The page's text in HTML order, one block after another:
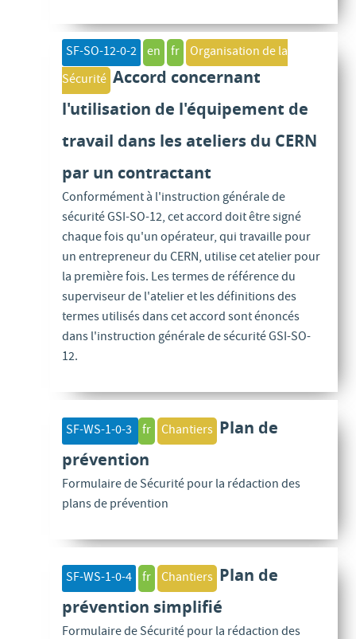
SF-SO-12-0-2 en fr Organisation de la
Sécurité Accord concernant
l'utilisation de l'équipement de
travail dans les ateliers du CERN
par un contractant
Conformément à l'instruction générale de
sécurité GSI-SO-12, cet accord doit être signé
chaque fois qu'un opérateur, qui travaille pour
un entrepreneur du CERN, utilise cet atelier pour
la première fois. Les termes de référence du
superviseur de l'atelier et les définitions des
termes utilisés dans cet accord sont énoncés
dans l'instruction générale de sécurité GSI-SO-
12.
SF-WS-1-0-3 fr Chantiers Plan de
prévention
Formulaire de Sécurité pour la rédaction des
plans de prévention
SF-WS-1-0-4 fr Chantiers Plan de
prévention simplifié
Formulaire de Sécurité pour la rédaction des